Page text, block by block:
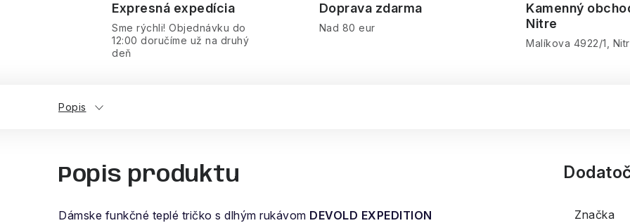
Expresná expedícia
Sme rýchli! Objednávku do
12:00 doručíme už na druhý
deň
Doprava zdarma
Nad 80 eur
Kamenný
Nitre
Malíkova 4922/1,
Popis
Popis produktu
Dámske funkčné teplé tričko s dlhým rukávom DEVOLD EXPEDITION
Značka